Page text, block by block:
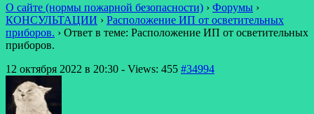
О сайте (нормы пожарной безопасности) › Форумы ›
КОНСУЛЬТАЦИИ › Расположение ИП от осветительных
приборов. › Ответ в теме: Расположение ИП от осветительных
приборов.
12 октября 2022 в 20:30 - Views: 455 #34994